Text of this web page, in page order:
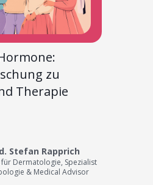
zu
Therapie
Stefan Rapprich
für Dermatologie, Spezialist
& Medical Advisor